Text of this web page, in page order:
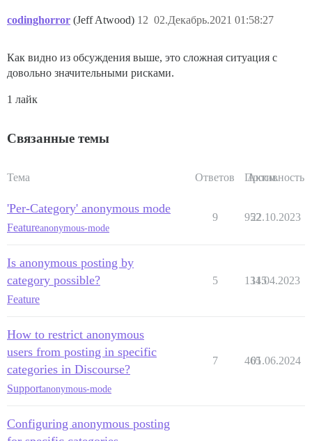
codinghorror (Jeff Atwood) 02.Декабрь.2021 01:58:27
12
Как видно из обсуждения выше, это сложная ситуация с
довольно значительными рисками.
1 лайк
Связанные темы
Тема Ответов Просм.
Активность
'Per-Category' anonymous mode
Featureanonymous-mode
9 952
22.10.2023
Is anonymous posting by
category possible?
Feature
5 1345
11.04.2023
How to restrict anonymous
users from posting in specific
categories in Discourse?
Supportanonymous-mode
7 465
01.06.2024
Configuring anonymous posting